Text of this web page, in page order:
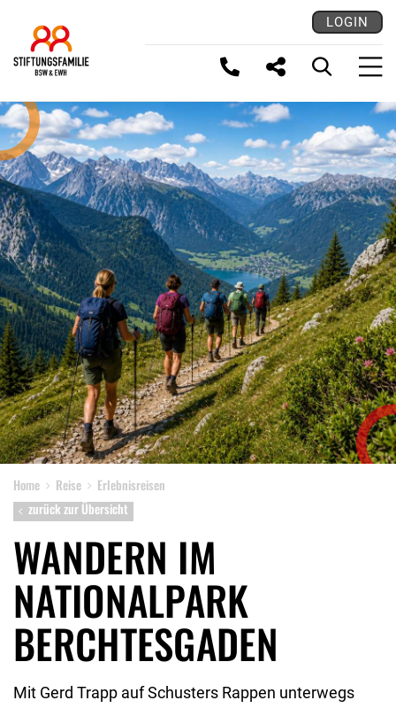
LOGIN
LINK KOPIEREN
Home Reise
Erlebnisreisen
zurück zur Übersicht
WANDERN IM
NATIONALPARK
BERCHTESGADEN
Mit Gerd Trapp auf Schusters Rappen unterwegs